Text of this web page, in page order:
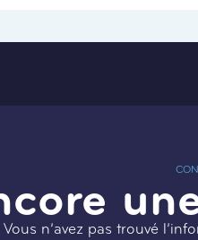
Vous n’avez pas trouvé